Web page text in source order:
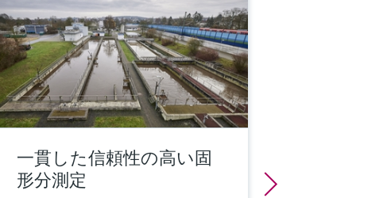
一貫した信頼性の高い固
形分測定